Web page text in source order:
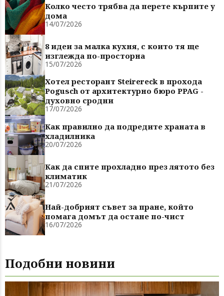
Колко често трябва да перете кърпите у
дома
14/07/2026
8 идеи за малка кухня, с които тя ще
изглежда по-просторна
15/07/2026
Хотел ресторант Steirereck в прохода
Pogusch от архитектурно бюро PPAG -
духовно сродни
17/07/2026
Как правилно да подредите храната в
хладилника
20/07/2026
Как да спите прохладно през лятото без
климатик
21/07/2026
Най-добрият съвет за пране, който
помага домът да остане по-чист
16/07/2026
Подобни новини